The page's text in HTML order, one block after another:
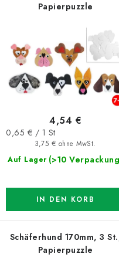
P
o
d
k
e
o
t
r
u
n
Papierpuzzle
Auf Lager (>10
3,75 € ohne MwSt.
4,54 €
Verkaufspreis:
0,65 € / 1 St
IN DEN KORB
Schäferhund 170mm, 3
Papierpuzzle